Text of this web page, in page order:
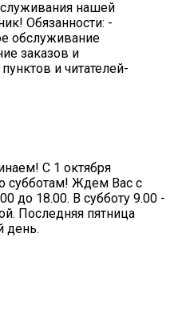
нашей
Обязанности: -
обслуживание
заказов и
и читателей-
С 1 октября
субботам! Ждем Вас с
до 18.00. В субботу 9.00 -
Последняя пятница
день.